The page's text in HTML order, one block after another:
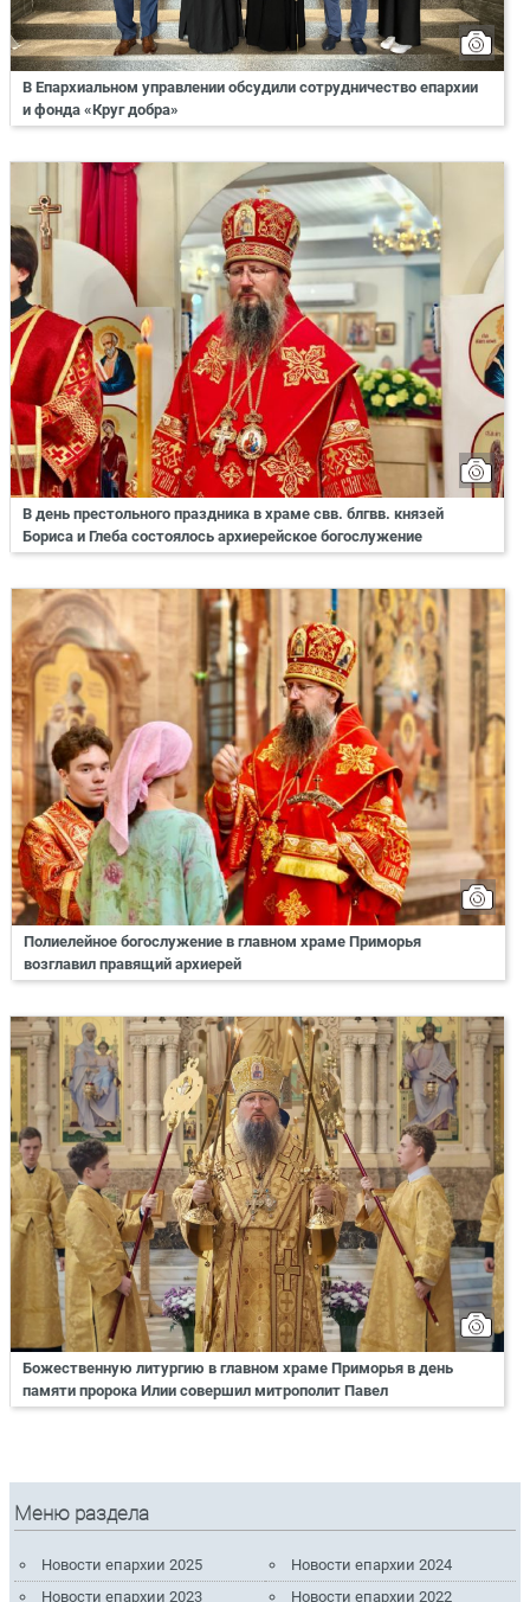
В Епархиальном управлении обсудили сотрудничество епархии
и фонда «Круг добра»
В день престольного праздника в храме свв. блгвв. князей
Бориса и Глеба состоялось архиерейское богослужение
Полиелейное богослужение в главном храме Приморья
возглавил правящий архиерей
Божественную литургию в главном храме Приморья в день
памяти пророка Илии совершил митрополит Павел
Меню раздела
Новости епархии 2025
Новости епархии 2024
Новости епархии 2023
Новости епархии 2022